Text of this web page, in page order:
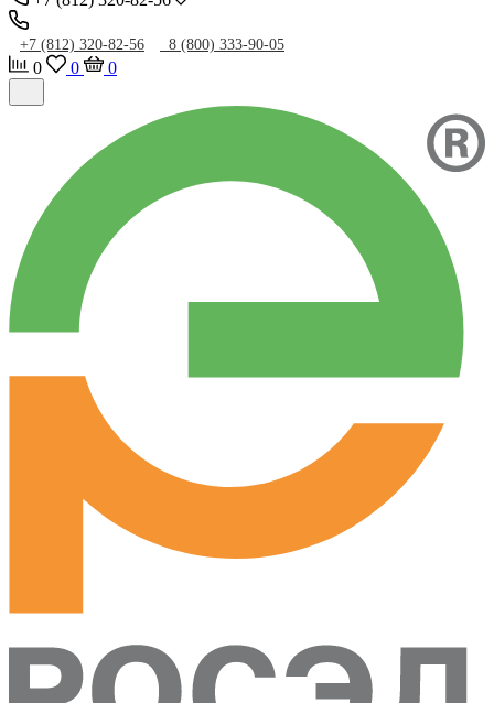
+7 (812) 320-82-56 8 (800) 333-90-05
0 0 0